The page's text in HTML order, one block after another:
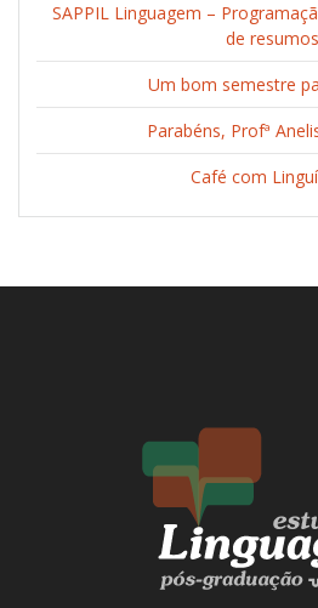
SAPPIL Linguagem –
de resumos
Um bom semestre
Parabéns, Profª
Café com